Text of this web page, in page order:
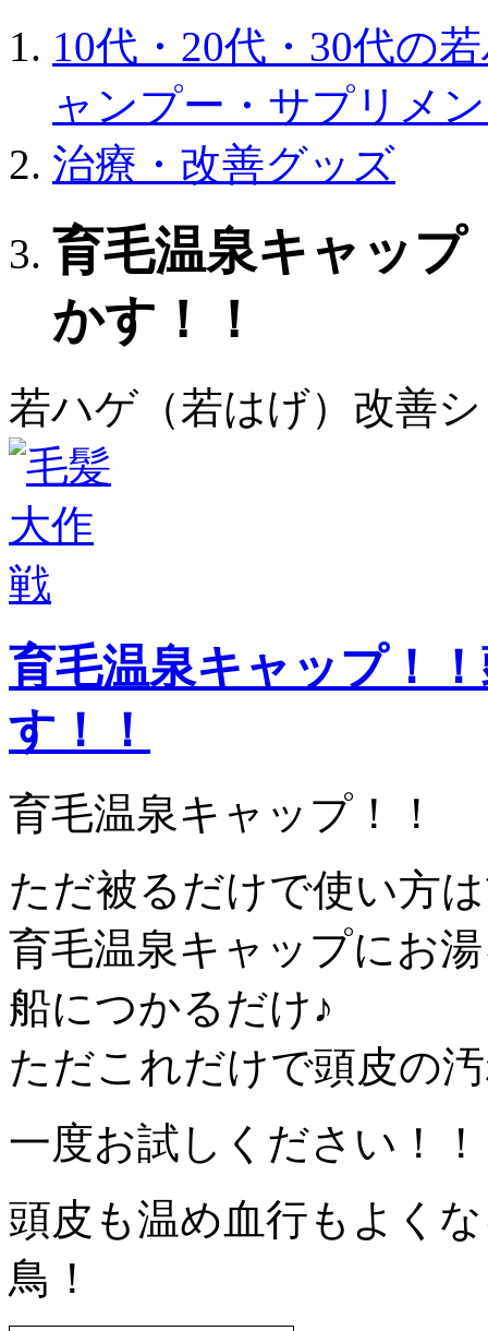
10代・20代・30代の
ャンプー・サプリメ
治療・改善グッズ
育毛温泉キャップ
かす！！
若ハゲ（若はげ）改善
育毛温泉キャップ！
す！！
育毛温泉キャップ！！
ただ被るだけで使い方
育毛温泉キャップにお
船につかるだけ♪
ただこれだけで頭皮の
一度お試しください！！
頭皮も温め血行もよく
鳥！